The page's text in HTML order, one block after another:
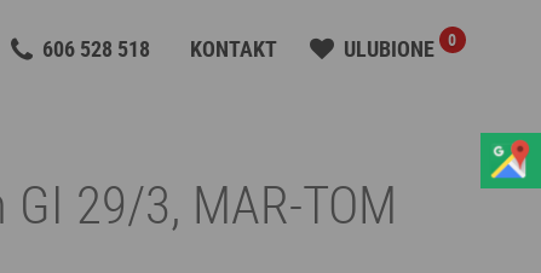
606 528 518 KONTAKT ULUBIONE 0
29/3, MAR-TOM